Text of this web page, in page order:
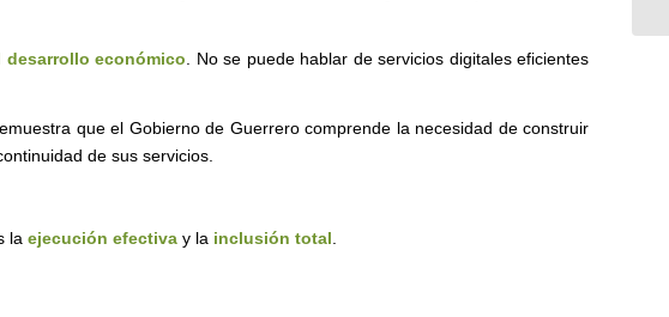
económico . No se puede hablar de servicios digitales eficientes
que el Gobierno de Guerrero comprende la necesidad de construir
de sus servicios.
la ejecución efectiva y la inclusión total.